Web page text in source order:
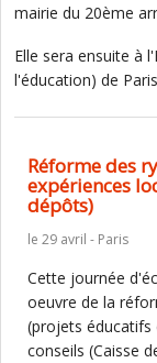
mairie du 20ème
Elle sera ensuite à
l'éducation) de
Réforme des
expériences
dépôts)
le 29 avril - Paris
Cette journée
oeuvre de la
(projets éducatifs
conseils (Caisse